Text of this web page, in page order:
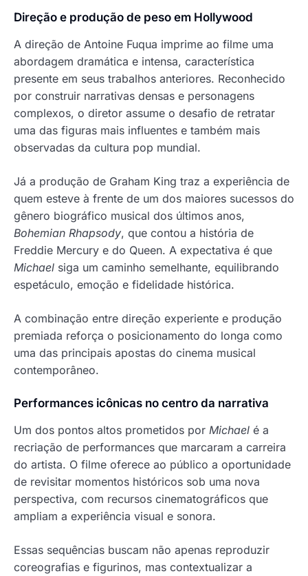
Direção e produção de peso em Hollywood
A direção de Antoine Fuqua imprime ao filme uma
abordagem dramática e intensa, característica
presente em seus trabalhos anteriores. Reconhecido
por construir narrativas densas e personagens
complexos, o diretor assume o desafio de retratar
uma das figuras mais influentes e também mais
observadas da cultura pop mundial.
Já a produção de Graham King traz a experiência de
quem esteve à frente de um dos maiores sucessos do
gênero biográfico musical dos últimos anos,
Bohemian Rhapsody, que contou a história de
Freddie Mercury e do Queen. A expectativa é que
Michael siga um caminho semelhante, equilibrando
espetáculo, emoção e fidelidade histórica.
A combinação entre direção experiente e produção
premiada reforça o posicionamento do longa como
uma das principais apostas do cinema musical
contemporâneo.
Performances icônicas no centro da narrativa
Um dos pontos altos prometidos por Michael é a
recriação de performances que marcaram a carreira
do artista. O filme oferece ao público a oportunidade
de revisitar momentos históricos sob uma nova
perspectiva, com recursos cinematográficos que
ampliam a experiência visual e sonora.
Essas sequências buscam não apenas reproduzir
coreografias e figurinos, mas contextualizar a